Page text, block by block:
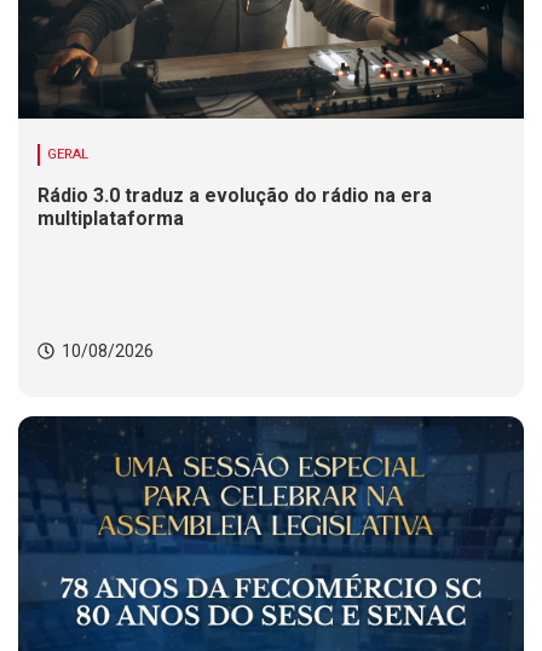
GERAL
Rádio 3.0 traduz a evolução do rádio na era
multiplataforma
10/08/2026